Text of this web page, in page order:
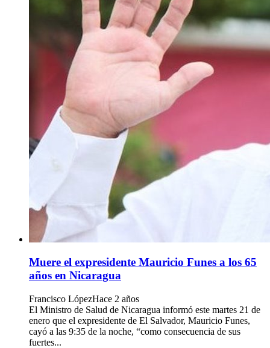
Muere el expresidente Mauricio Funes a los 65
años en Nicaragua
Francisco LópezHace 2 años
El Ministro de Salud de Nicaragua informó este martes 21 de
enero que el expresidente de El Salvador, Mauricio Funes,
cayó a las 9:35 de la noche, “como consecuencia de sus
fuertes...